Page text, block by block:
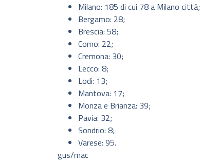
Milano: 185 di cui 78 a Milano città;
Bergamo: 28;
Brescia: 58;
Como: 22;
Cremona: 30;
Lecco: 8;
Lodi: 13;
Mantova: 17;
Monza e Brianza: 39;
Pavia: 32;
Sondrio: 8;
Varese: 95.
gus/mac